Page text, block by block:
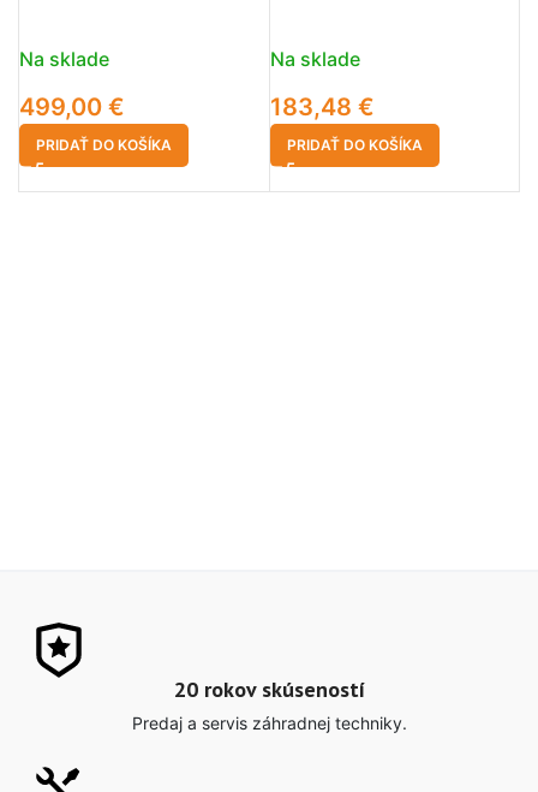
Na sklade
499,00 €
PRIDAŤ DO KOŠÍKA
Na sklade
183,48 €
PRIDAŤ DO KOŠÍKA
20 rokov skúseností
Predaj a servis záhradnej techniky.